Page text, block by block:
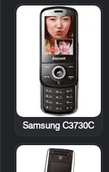
Samsung C3730C